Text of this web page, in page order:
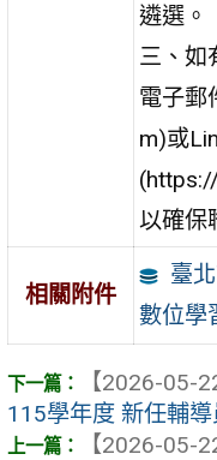
遴選。
三、如
電子郵
m)或
以確保
相關附件
臺
數位學
【2026-05-
115學年度 新任輔
【2026-05-